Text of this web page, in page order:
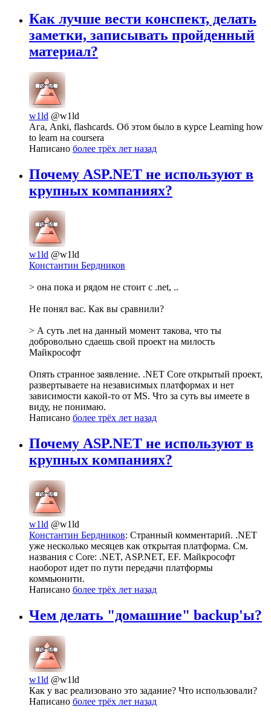
Как лучше вести конспект, делать
заметки, записывать пройденный
материал?
w1ld @w1ld
Ага, Anki, flashcards. Об этом было в курсе Learning how
to learn на coursera
Написано более трёх лет назад
Почему ASP.NET не используют в
крупных компаниях?
w1ld @w1ld
Константин Бердников
> она пока и рядом не стоит с .net, ..
Не понял вас. Как вы сравнили?
> А суть .net на данный момент такова, что ты
добровольно сдаешь свой проект на милость
Майкрософт
Опять странное заявление. .NET Core открытый проект,
развертываете на независимых платформах и нет
зависимости какой-то от MS. Что за суть вы имеете в
виду, не понимаю.
Написано более трёх лет назад
Почему ASP.NET не используют в
крупных компаниях?
w1ld @w1ld
Константин Бердников: Странный комментарий. .NET
уже несколько месяцев как открытая платформа. См.
названия с Core: .NET, ASP.NET, EF. Майкрософт
наоборот идет по пути передачи платформы
коммьюнити.
Написано более трёх лет назад
Чем делать "домашние" backup'ы?
w1ld @w1ld
Как у вас реализовано это задание? Что использовали?
Написано более трёх лет назад